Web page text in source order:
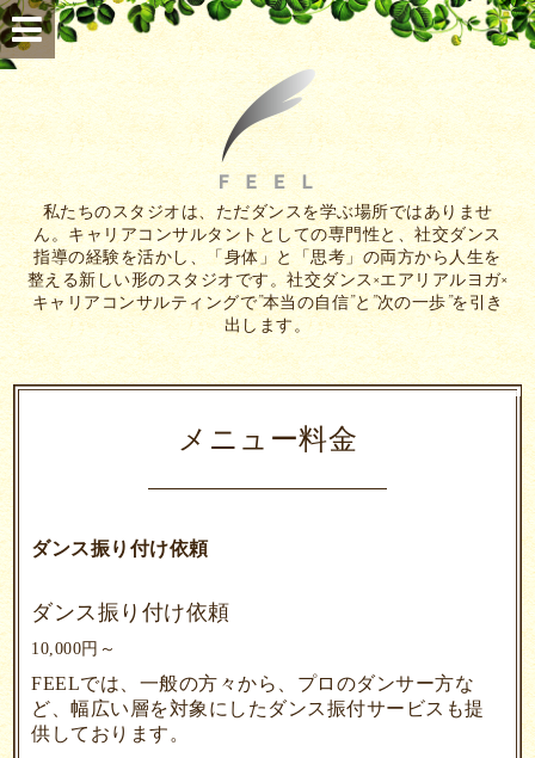
私たちのスタジオは、ただダンスを学ぶ場所ではありませ
ん。キャリアコンサルタントとしての専門性と、社交ダンス
指導の経験を活かし、「身体」と「思考」の両方から人生を
整える新しい形のスタジオです。社交ダンス×エアリアルヨガ×
キャリアコンサルティングで”本当の自信”と”次の一歩”を引き
出します。
メニュー料金
ダンス振り付け依頼
ダンス振り付け依頼
10,000円～
FEELでは、一般の方々から、プロのダンサー方な
ど、幅広い層を対象にしたダンス振付サービスも提
供しております。